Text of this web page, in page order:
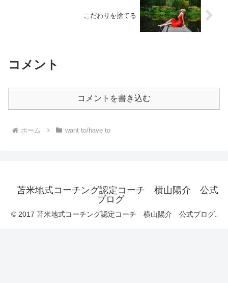
こだわりを捨てる
コメント
コメントを書き込む
ホーム want to/have to
苫米地式コーチング認定コーチ 横山陽介 公式
ブログ
© 2017 苫米地式コーチング認定コーチ 横山陽介 公式ブログ.